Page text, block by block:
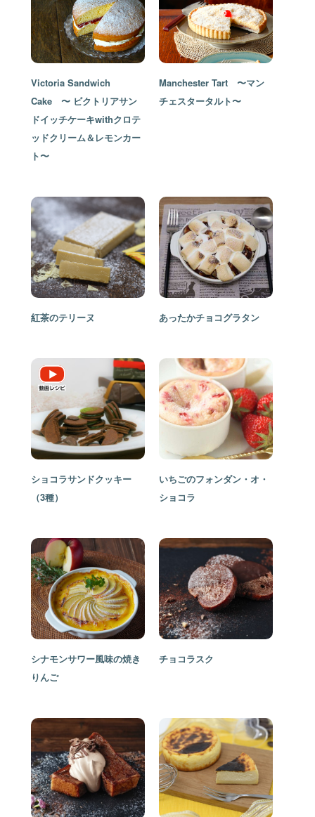
Victoria Sandwich
Cake 〜 ビクトリアサン
ドイッチケーキwithクロテ
ッドクリーム＆レモンカー
ト〜
Manchester Tart 〜マン
チェスタータルト〜
紅茶のテリーヌ あったかチョコグラタン
ショコラサンドクッキー
（3種）
いちごのフォンダン・オ・
ショコラ
シナモンサワー風味の焼き
りんご
チョコラスク